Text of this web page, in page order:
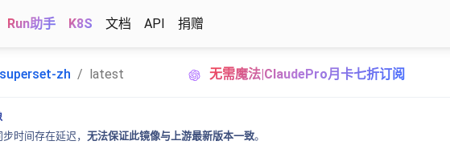
Run助手 K8S 文档 API 捐赠
superset-zh latest 无需魔法|ClaudePro月卡七折订阅
时间存在延迟， 无法保证此镜像与上游最新版本一致。